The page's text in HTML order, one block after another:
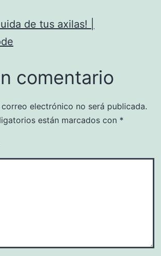
de tus axilas! |
comentario
electrónico no será publicada.
están marcados con *